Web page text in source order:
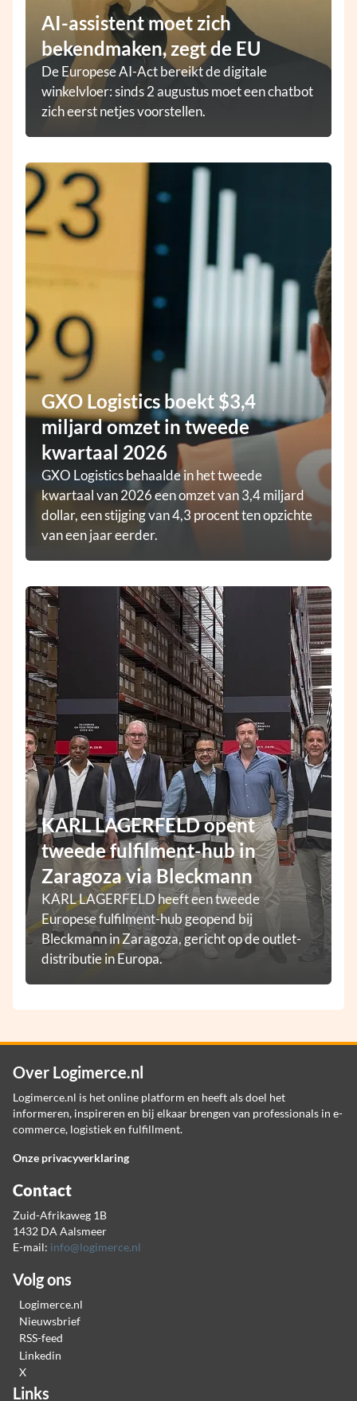
AI-assistent moet zich
bekendmaken, zegt de EU
De Europese AI-Act bereikt de digitale
winkelvloer: sinds 2 augustus moet een chatbot
zich eerst netjes voorstellen.
GXO Logistics boekt $3,4
miljard omzet in tweede
kwartaal 2026
GXO Logistics behaalde in het tweede
kwartaal van 2026 een omzet van 3,4 miljard
dollar, een stijging van 4,3 procent ten opzichte
van een jaar eerder.
KARL LAGERFELD opent
tweede fulfilment-hub in
Zaragoza via Bleckmann
KARL LAGERFELD heeft een tweede
Europese fulfilment-hub geopend bij
Bleckmann in Zaragoza, gericht op de outlet-
distributie in Europa.
Over Logimerce.nl
Logimerce.nl is het online platform en heeft als doel het
informeren, inspireren en bij elkaar brengen van professionals in e-
commerce, logistiek en fulfillment.
Onze privacyverklaring
Contact
Zuid-Afrikaweg 1B
1432 DA Aalsmeer
E-mail: info@logimerce.nl
Volg ons
Logimerce.nl
Nieuwsbrief
RSS-feed
Linkedin
X
Links